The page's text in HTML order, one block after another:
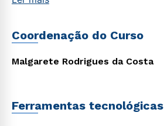
Coordenação do Curso
Malgarete Rodrigues da Costa
Ferramentas tecnológicas